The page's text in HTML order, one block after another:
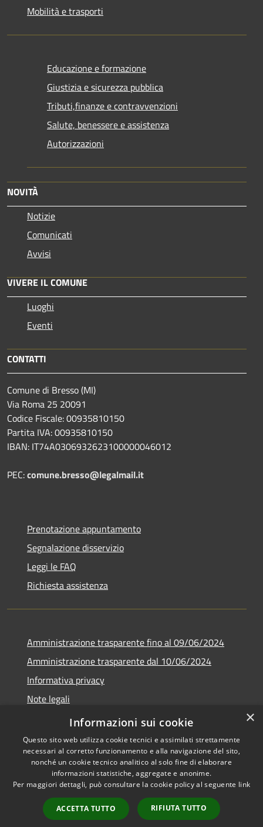
Mobilità e trasporti
Educazione e formazione
Giustizia e sicurezza pubblica
Tributi,finanze e contravvenzioni
Salute, benessere e assistenza
Autorizzazioni
NOVITÀ
Notizie
Comunicati
Avvisi
VIVERE IL COMUNE
Luoghi
Eventi
CONTATTI
Comune di Bresso (MI)
Via Roma 25 20091
Codice Fiscale: 00935810150
Partita IVA: 00935810150
IBAN: IT74A0306932623100000046012
PEC:comune.bresso@legalmail.it
Prenotazione appuntamento
Segnalazione disservizio
Leggi le FAQ
Richiesta assistenza
Amministrazione trasparente fino al 09/06/2024
Amministrazione trasparente dal 10/06/2024
Informativa privacy
Note legali
Dichiarazione di accessibilità
Accessibilità
Copyright © 2026 • Città di
Bresso • Powered by
Municipium•
Accesso
redazione
×
Informazioni sui cookie
Questo sito web utilizza cookie tecnici e assimilati strettamente
necessari al corretto funzionamento e alla navigazione del sito,
nonché un cookie tecnico analitico al solo fine di elaborare
informazioni statistiche, aggregate e anonime.
Per maggiori dettagli, può consultare la cookie policy al seguente link
ACCETTA TUTTO RIFIUTA TUTTO